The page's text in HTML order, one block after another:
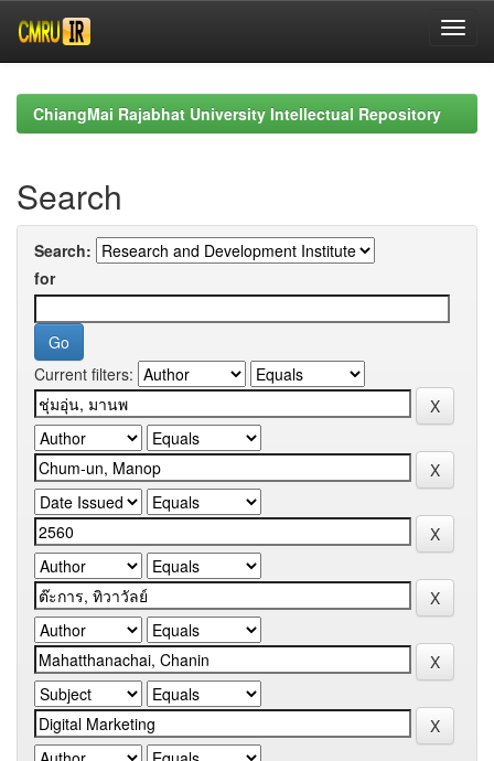
navigationChiangMai Rajabhat University Intellectual Repository
Search
Search:
for
Current filters: